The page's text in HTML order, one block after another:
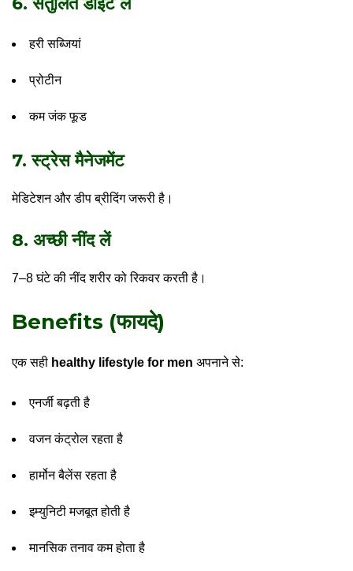
हरी सब्जियां
प्रोटीन
कम जंक फूड
7. स्ट्रेस मैनेजमेंट
मेडिटेशन और डीप ब्रीदिंग जरूरी है।
8. अच्छी नींद लें
7–8 घंटे की नींद शरीर को रिकवर करती है।
Benefits (फायदे)
एक सही healthy lifestyle for men अपनाने से:
एनर्जी बढ़ती है
वजन कंट्रोल रहता है
हार्मोन बैलेंस रहता है
इम्युनिटी मजबूत होती है
मानसिक तनाव कम होता है